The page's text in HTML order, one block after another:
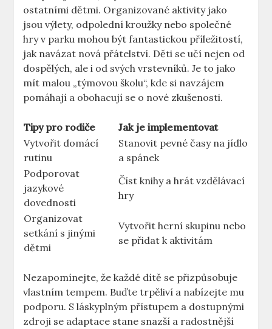
ostatními dětmi. Organizované aktivity jako
jsou výlety, odpolední kroužky nebo společné
hry v parku mohou být fantastickou příležitostí,
jak navázat nová přátelství. Děti se učí nejen od
dospělých, ale i od svých vrstevníků. Je to jako
mít malou „týmovou školu“, kde si navzájem
pomáhají a obohacují se o nové zkušenosti.
Tipy pro rodiče
Jak je implementovat
Vytvořit domácí
rutinu
Stanovit pevné časy na jídlo
a spánek
Podporovat
jazykové
dovednosti
Číst knihy a hrát vzdělávací
hry
Organizovat
setkání s jinými
dětmi
Vytvořit herní skupinu nebo
se přidat k aktivitám
Nezapomínejte, že každé dítě se přizpůsobuje
vlastním tempem. Buďte trpěliví a nabízejte mu
podporu. S láskyplným přístupem a dostupnými
zdroji se adaptace stane snazší a radostnější